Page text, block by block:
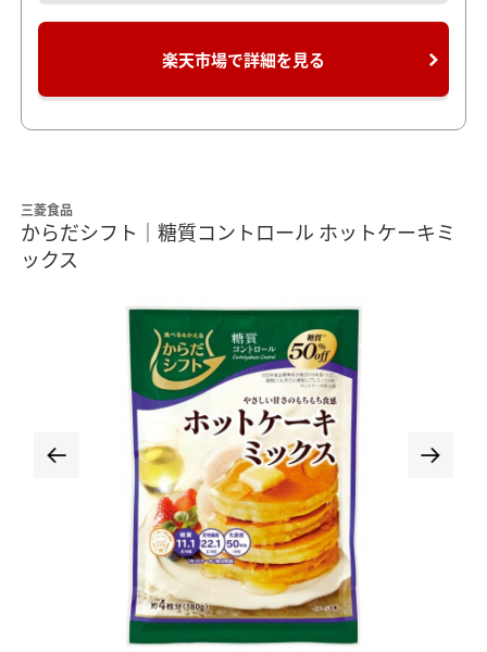
楽天市場で詳細を見る
三菱食品
からだシフト｜糖質コントロール ホットケーキミ
ックス